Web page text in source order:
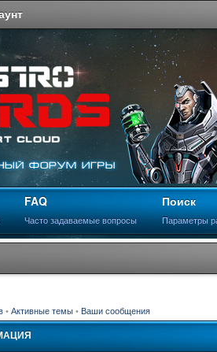
FAQ
Часто задаваемые вопросы
Поиск
Параметры
• Активные темы • Ваши сообщения